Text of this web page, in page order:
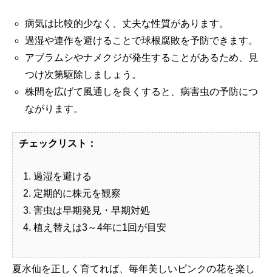
病気は比較的少なく、丈夫な性質があります。
過湿や連作を避けることで球根腐敗を予防できます。
アブラムシやナメクジが発生することがあるため、見
つけ次第駆除しましょう。
株間を広げて風通しを良くすると、病害虫の予防につ
ながります。
チェックリスト：
過湿を避ける
定期的に株元を観察
害虫は早期発見・早期対処
植え替えは3～4年に1回が目安
夏水仙を正しく育てれば、毎年美しいピンクの花を楽し